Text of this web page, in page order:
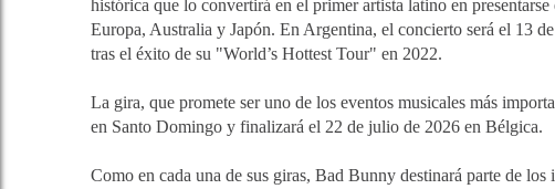
histórica que lo convertirá en el primer artista latino en
Europa, Australia y Japón. En Argentina, el concierto será el 13
tras el éxito de su "World’s Hottest Tour" en 2022.
La gira, que promete ser uno de los eventos musicales más
en Santo Domingo y finalizará el 22 de julio de 2026 en Bélgica.
Como en cada una de sus giras, Bad Bunny destinará parte de